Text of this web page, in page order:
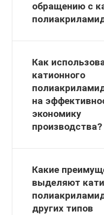
обращению с
Как
катионного
на
экономику
производства?
Какие
выделяют
других типов